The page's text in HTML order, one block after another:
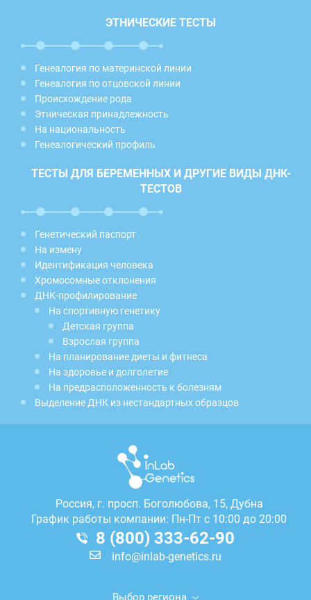
ЭТНИЧЕСКИЕ ТЕСТЫ
Генеалогия по материнской линии
Генеалогия по отцовской линии
Происхождение рода
Этническая принадлежность
На национальность
Генеалогический профиль
ТЕСТЫ ДЛЯ БЕРЕМЕННЫХ И ДРУГИЕ ВИДЫ ДНК-
ТЕСТОВ
Генетический паспорт
На измену
Идентификация человека
Хромосомные отклонения
ДНК-профилирование
На спортивную генетику
Детская группа
Взрослая группа
На планирование диеты и фитнеса
На здоровье и долголетие
На предрасположенность к болезням
Выделение ДНК из нестандартных образцов
Россия, г. просп. Боголюбова, 15, Дубна
График работы компании: Пн-Пт с 10:00 до 20:00
8 (800) 333-62-90
info@inlab-genetics.ru
Выбор региона